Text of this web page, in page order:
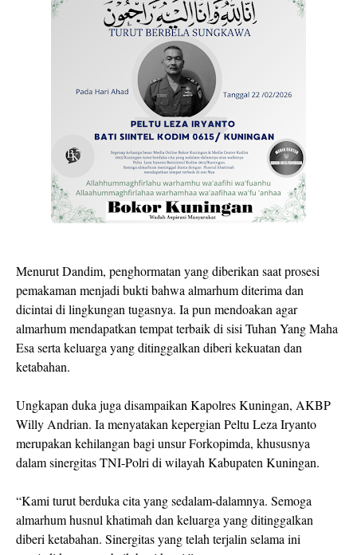
Menurut Dandim, penghormatan yang diberikan saat prosesi
pemakaman menjadi bukti bahwa almarhum diterima dan
dicintai di lingkungan tugasnya. Ia pun mendoakan agar
almarhum mendapatkan tempat terbaik di sisi Tuhan Yang Maha
Esa serta keluarga yang ditinggalkan diberi kekuatan dan
ketabahan.
Ungkapan duka juga disampaikan Kapolres Kuningan, AKBP
Willy Andrian. Ia menyatakan kepergian Peltu Leza Iryanto
merupakan kehilangan bagi unsur Forkopimda, khususnya
dalam sinergitas TNI-Polri di wilayah Kabupaten Kuningan.
“Kami turut berduka cita yang sedalam-dalamnya. Semoga
almarhum husnul khatimah dan keluarga yang ditinggalkan
diberi ketabahan. Sinergitas yang telah terjalin selama ini